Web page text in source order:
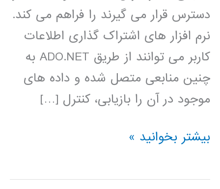
دسترس قرار می گیرند را فراهم می کند.
نرم افزار های اشتراک گذاری اطلاعات
کاربر می توانند از طریق ADO.NET به
چنین منابعی متصل شده و داده های
موجود در آن را بازیابی، کنترل […]
آموزش
Ado.Net
بیشتر بخوانید »